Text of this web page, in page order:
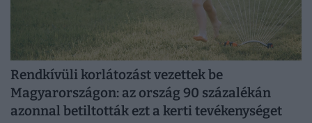
Rendkívüli korlátozást vezettek be
Magyarországon: az ország 90 százalékán
azonnal betiltották ezt a kerti tevékenységet